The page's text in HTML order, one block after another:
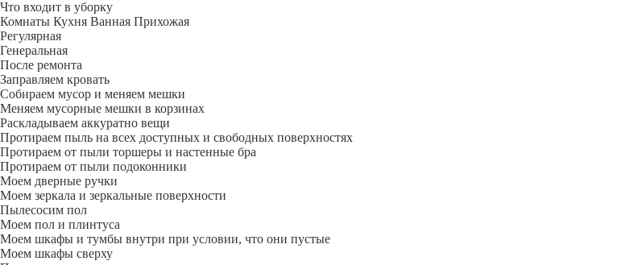
Что входит в уборку
Регу­лярная
Гене­ральная
После ремонта
Заправляем кровать
Собираем мусор и меняем мешки
Меняем мусорные мешки в корзинах
Раскладываем аккуратно вещи
Протираем пыль на всех доступных и свободных поверхностях
Протираем от пыли торшеры и настенные бра
Протираем от пыли подоконники
Моем дверные ручки
Моем зеркала и зеркальные поверхности
Пылесосим пол
Моем пол и плинтуса
Моем шкафы и тумбы внутри при условии, что они пустые
Моем шкафы сверху